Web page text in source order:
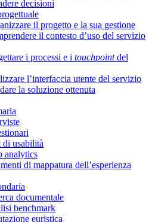
decisioni
il progetto e la sua gestione
il contesto d’uso del servizio
i processi e i touchpointdel
l’interfaccia utente del servizio
la soluzione ottenuta
di usabilità
analytics
di mappatura dell’esperienza
documentale
benchmark
euristica